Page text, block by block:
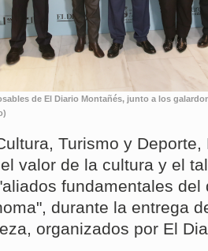
de El Diario Montañés, junto a los
Turismo y
valor de la cultura y el
fundamentales
durante la entrega
organizados por El